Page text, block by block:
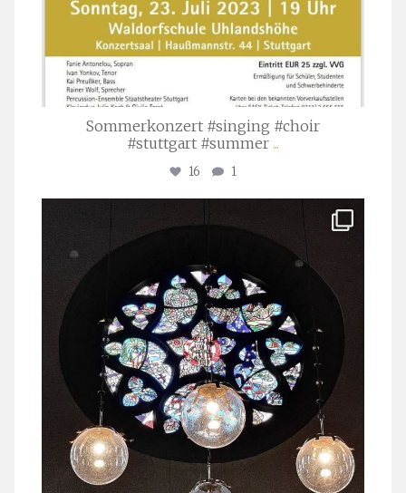
Sommerkonzert #singing #choir
#stuttgart #summer ...
16 1
Apr. 1